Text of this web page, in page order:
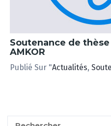
Soutenance de
AMKOR
Publié Sur "Actualités,